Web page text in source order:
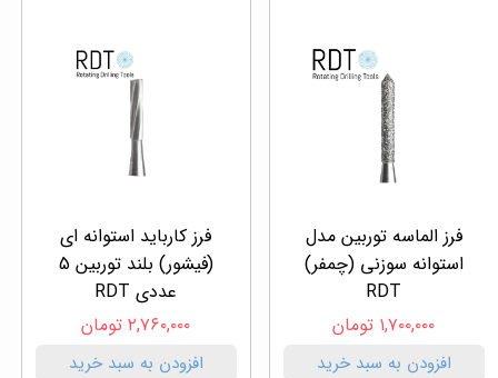
فرز الماسه توربین مدل
استوانه سوزنی (چمفر)
RDT
۱,۷۰۰,۰۰۰ تومان
افزودن به سبد خرید
فرز کارباید استوانه ای
(فیشور) بلند توربین 5
عددی RDT
۲,۷۶۰,۰۰۰ تومان
افزودن به سبد خرید